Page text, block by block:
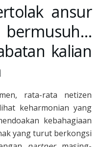
ansur
bermusuh…
kalian
rata-rata netizen
keharmonian yang
kebahagiaan
yang turut berkongsi